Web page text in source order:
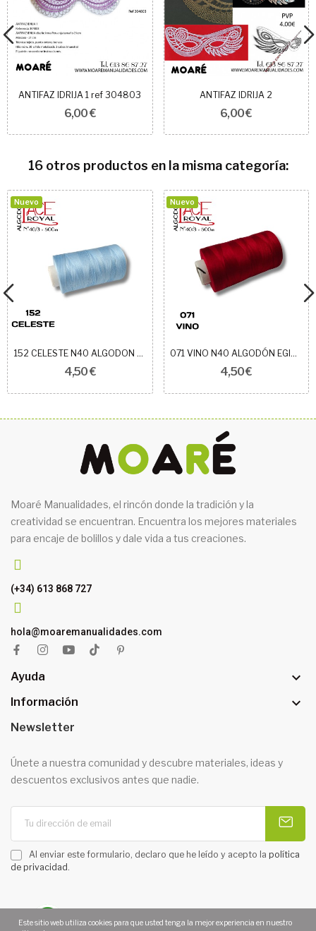
ANTIFAZ IDRIJA 1 ref 304803
6,00 €
ANTIFAZ IDRIJA 2
6,00 €
16 otros productos en la misma categoría:
Nuevo
152 CELESTE N40 ALGODON EGIPCIO ROYAL
4,50 €
Nuevo
071 VINO N40 ALGODÓN EGIPCIO ROYAL
4,50 €
Moaré Manualidades, el rincón donde la tradición y la
creatividad se encuentran. Encuentra los mejores materiales
para encaje de bolillos y dale vida a tus creaciones.
(+34) 613 868 727
hola@moaremanualidades.com
Ayuda 
Información 
Newsletter
Únete a nuestra comunidad y descubre materiales, ideas y
descuentos exclusivos antes que nadie.
Al enviar este formulario, declaro que he leído y acepto la política
de privacidad
Este sitio web utiliza cookies para que usted tenga la mejor experiencia en nuestro